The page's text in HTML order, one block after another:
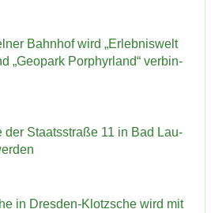
Bahn­hof wird „Er­leb­nis­welt
„Geo­park Por­phyr­land“ ver­bin­
der Staats­stra­ße 11 in Bad Lau­
in Dresden-​Klotzsche wird mit